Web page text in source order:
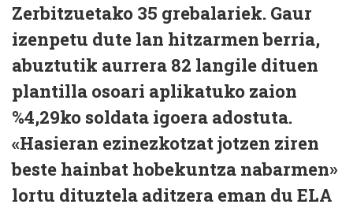
Zerbitzuetako 35 grebalariek. Gaur
izenpetu dute lan hitzarmen berria,
abuztutik aurrera 82 langile dituen
plantilla osoari aplikatuko zaion
%4,29ko soldata igoera adostuta.
«Hasieran ezinezkotzat jotzen ziren
beste hainbat hobekuntza nabarmen»
lortu dituztela aditzera eman du ELA